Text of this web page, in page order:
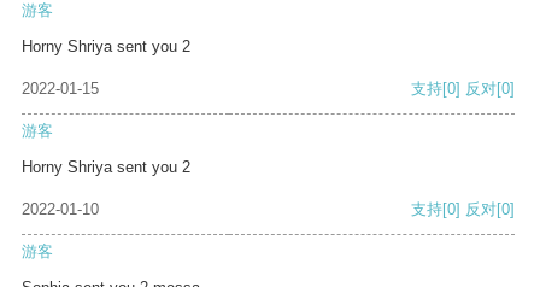
游客
Horny Shriya sent you 2
2022-01-15 支持[0] 反对[0]
游客
Horny Shriya sent you 2
2022-01-10 支持[0] 反对[0]
游客